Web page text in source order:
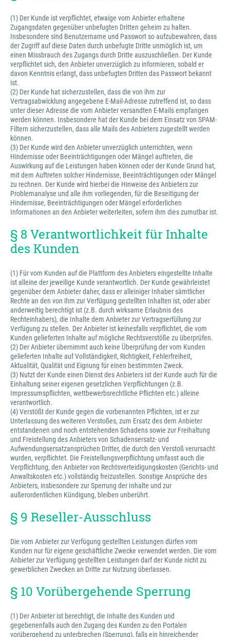
(1) Der Kunde ist verpflichtet, etwaige vom Anbieter erhaltene
Zugangsdaten gegenüber unbefugten Dritten geheim zu halten.
Insbesondere sind Benutzername und Passwort so aufzubewahren, dass
der Zugriff auf diese Daten durch unbefugte Dritte unmöglich ist, um
einen Missbrauch des Zugangs durch Dritte auszuschließen. Der Kunde
verpflichtet sich, den Anbieter unverzüglich zu informieren, sobald er
davon Kenntnis erlangt, dass unbefugten Dritten das Passwort bekannt
ist.
(2) Der Kunde hat sicherzustellen, dass die von ihm zur
Vertragsabwicklung angegebene E-Mail-Adresse zutreffend ist, so dass
unter dieser Adresse die vom Anbieter versandten E-Mails empfangen
werden können. Insbesondere hat der Kunde bei dem Einsatz von SPAM-
Filtern sicherzustellen, dass alle Mails des Anbieters zugestellt werden
können.
(3) Der Kunde wird den Anbieter unverzüglich unterrichten, wenn
Hindernisse oder Beeinträchtigungen oder Mängel auftreten, die
Auswirkung auf die Leistungen haben können oder der Kunde Grund hat,
mit dem Auftreten solcher Hindernisse, Beeinträchtigungen oder Mängel
zu rechnen. Der Kunde wird hierbei die Hinweise des Anbieters zur
Problemanalyse und alle ihm vorliegenden, für die Beseitigung der
Hindernisse, Beeinträchtigungen oder Mängel erforderlichen
Informationen an den Anbieter weiterleiten, sofern ihm dies zumutbar ist.
§ 8 Verantwortlichkeit für Inhalte
des Kunden
(1) Für vom Kunden auf die Plattform des Anbieters eingestellte Inhalte
ist alleine der jeweilige Kunde verantwortlich. Der Kunde gewährleistet
gegenüber dem Anbieter daher, dass er alleiniger Inhaber sämtlicher
Rechte an den von ihm zur Verfügung gestellten Inhalten ist, oder aber
anderweitig berechtigt ist (z.B. durch wirksame Erlaubnis des
Rechteinhabers), die Inhalte dem Anbieter zur Vertragserfüllung zur
Verfügung zu stellen. Der Anbieter ist keinesfalls verpflichtet, die vom
Kunden gelieferten Inhalte auf mögliche Rechtsverstöße zu überprüfen.
(2) Der Anbieter übernimmt auch keine Überprüfung der vom Kunden
gelieferten Inhalte auf Vollständigkeit, Richtigkeit, Fehlerfreiheit,
Aktualität, Qualität und Eignung für einen bestimmten Zweck.
(3) Nutzt der Kunde einen Dienst des Anbieters ist der Kunde auch für die
Einhaltung seiner eigenen gesetzlichen Verpflichtungen (z.B.
Impressumspflichten, wettbewerbsrechtliche Pflichten etc.) alleine
verantwortlich.
(4) Verstößt der Kunde gegen die vorbenannten Pflichten, ist er zur
Unterlassung des weiteren Verstoßes, zum Ersatz des dem Anbieter
entstandenen und noch entstehenden Schadens sowie zur Freihaltung
und Freistellung des Anbieters von Schadensersatz- und
Aufwendungsersatzansprüchen Dritter, die durch den Verstoß verursacht
wurden, verpflichtet. Die Freistellungsverpflichtung umfasst auch die
Verpflichtung, den Anbieter von Rechtsverteidigungskosten (Gerichts- und
Anwaltskosten etc.) vollständig freizustellen. Sonstige Ansprüche des
Anbieters, insbesondere zur Sperrung der Inhalte und zur
außerordentlichen Kündigung, bleiben unberührt.
§ 9 Reseller-Ausschluss
Die vom Anbieter zur Verfügung gestellten Leistungen dürfen vom
Kunden nur für eigene geschäftliche Zwecke verwendet werden. Die vom
Anbieter zur Verfügung gestellten Leistungen darf der Kunde nicht zu
gewerblichen Zwecken an Dritte zur Nutzung überlassen.
§ 10 Vorübergehende Sperrung
(1) Der Anbieter ist berechtigt, die Inhalte des Kunden und
gegebenenfalls auch den Zugang des Kunden zu den Portalen
vorübergehend zu unterbrechen (Sperrung), falls ein hinreichender